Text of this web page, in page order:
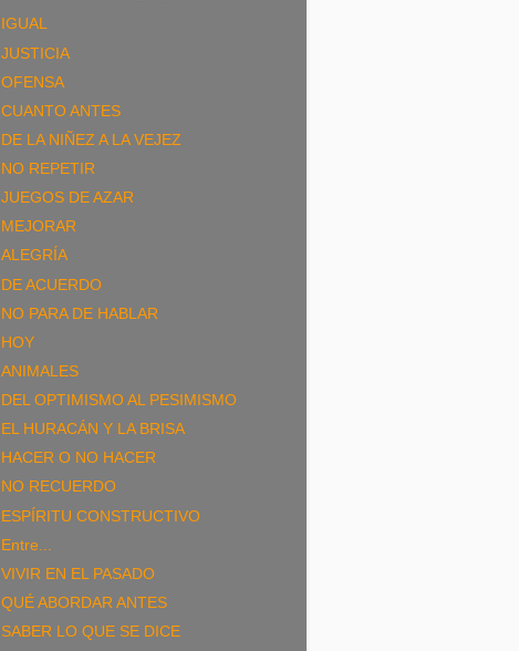
IGUAL
JUSTICIA
OFENSA
CUANTO ANTES
DE LA NIÑEZ A LA VEJEZ
NO REPETIR
JUEGOS DE AZAR
MEJORAR
ALEGRÍA
DE ACUERDO
NO PARA DE HABLAR
HOY
ANIMALES
DEL OPTIMISMO AL PESIMISMO
EL HURACÁN Y LA BRISA
HACER O NO HACER
NO RECUERDO
ESPÍRITU CONSTRUCTIVO
Entre...
VIVIR EN EL PASADO
QUÉ ABORDAR ANTES
SABER LO QUE SE DICE